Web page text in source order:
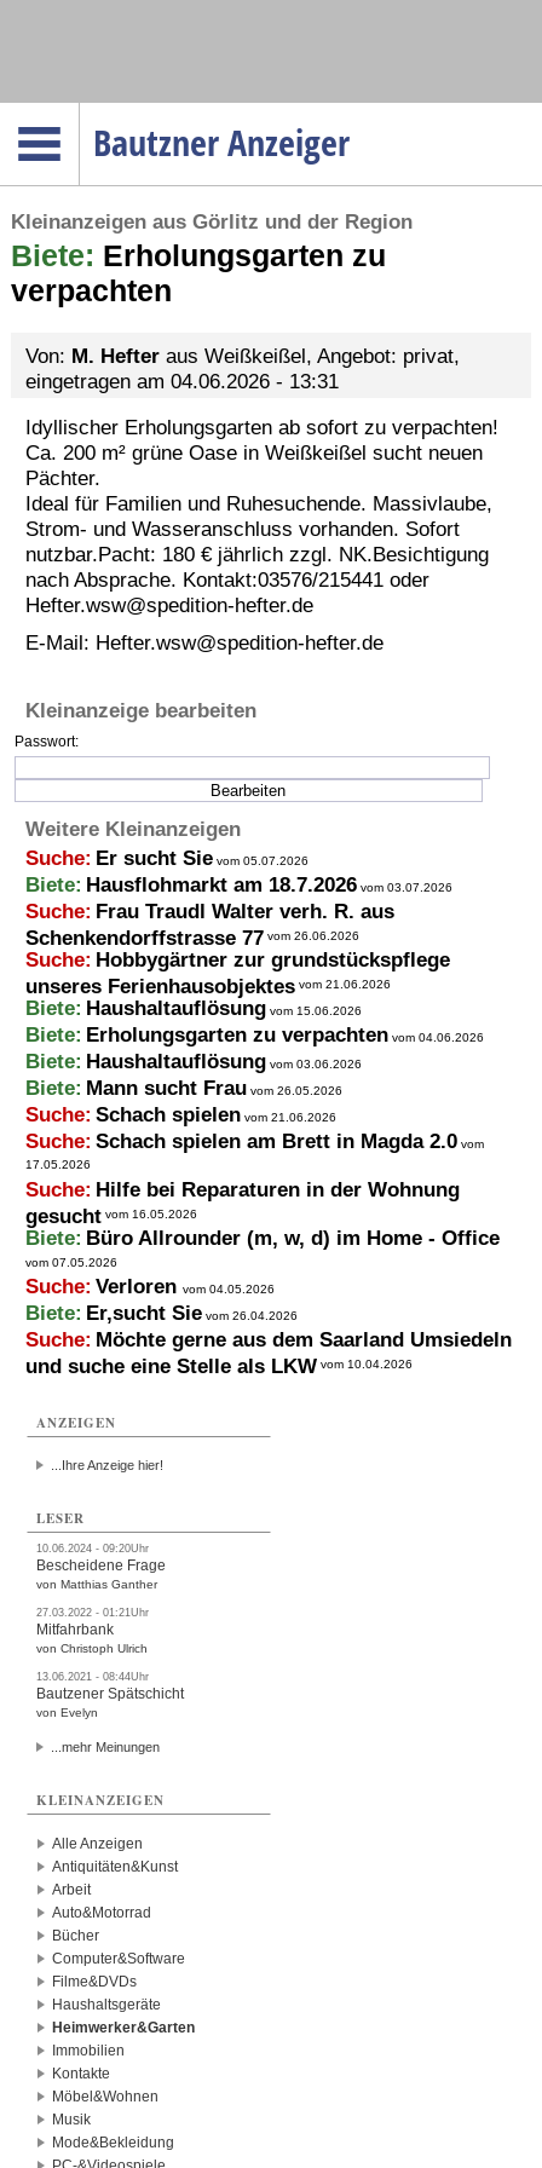
Bautzner Anzeiger
Menüpunkte
Politik
Gesellschaft
Service
Gesundheit
Kultur
Sport
Termine
Kostenlos
Kleinanzeigen aus Görlitz und der Region
Biete: Erholungsgarten zu
verpachten
Von: M. Hefteraus Weißkeißel, Angebot: privat,
eingetragen am 04.06.2026 - 13:31
Idyllischer Erholungsgarten ab sofort zu verpachten!
Ca. 200 m² grüne Oase in Weißkeißel sucht neuen
Pächter.
Ideal für Familien und Ruhesuchende. Massivlaube,
Strom- und Wasseranschluss vorhanden. Sofort
nutzbar.Pacht: 180 € jährlich zzgl. NK.Besichtigung
nach Absprache. Kontakt:03576/215441 oder
Hefter.wsw@spedition-hefter.de
E-Mail: Hefter.wsw@spedition-hefter.de
Kleinanzeige bearbeiten
Passwort:
Weitere Kleinanzeigen
Suche: Er sucht Sie vom 05.07.2026
Biete: Hausflohmarkt am 18.7.2026 vom 03.07.2026
Suche: Frau Traudl Walter verh. R. aus
Schenkendorffstrasse 77 vom 26.06.2026
Suche: Hobbygärtner zur grundstückspflege
unseres Ferienhausobjektes vom 21.06.2026
Biete: Haushaltauflösung vom 15.06.2026
Biete: Erholungsgarten zu verpachten vom 04.06.2026
Biete: Haushaltauflösung vom 03.06.2026
Biete: Mann sucht Frau vom 26.05.2026
Suche: Schach spielen vom 21.06.2026
Suche: Schach spielen am Brett in Magda 2.0 vom
17.05.2026
Suche: Hilfe bei Reparaturen in der Wohnung
gesucht vom 16.05.2026
Biete: Büro Allrounder (m, w, d) im Home - Office
vom 07.05.2026
Suche: Verloren vom 04.05.2026
Biete: Er,sucht Sie vom 26.04.2026
Suche: Möchte gerne aus dem Saarland Umsiedeln
und suche eine Stelle als LKW vom 10.04.2026
ANZEIGEN
...Ihre Anzeige hier!
LESER
10.06.2024 - 09:20Uhr
Bescheidene Frage
von Matthias Ganther
27.03.2022 - 01:21Uhr
Mitfahrbank
von Christoph Ulrich
13.06.2021 - 08:44Uhr
Bautzener Spätschicht
von Evelyn
...mehr Meinungen
KLEINANZEIGEN
Alle Anzeigen
Antiquitäten&Kunst
Arbeit
Auto&Motorrad
Bücher
Computer&Software
Filme&DVDs
Haushaltsgeräte
Heimwerker&Garten
Immobilien
Kontakte
Möbel&Wohnen
Musik
Mode&Bekleidung